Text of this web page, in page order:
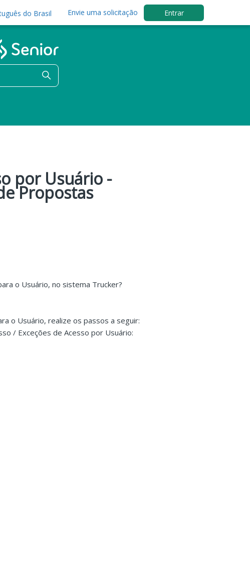
do Brasil Envie uma solicitação Entrar
por Usuário -
Propostas
o Usuário, no sistema Trucker?
o Usuário, realize os passos a seguir:
/ Exceções de Acesso por Usuário: